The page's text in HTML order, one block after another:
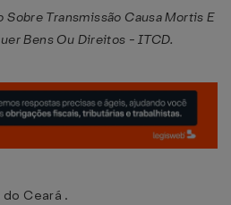
Transmissão Causa Mortis E
Bens Ou Direitos - ITCD.
Ceará .